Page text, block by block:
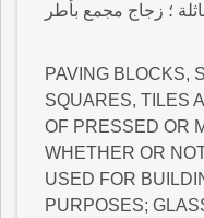
؛ زجاج مجمع بأطر
PAVING BLOCKS,
SQUARES, TILES
OF PRESSED OR
WHETHER OR
USED FOR
PURPOSES;